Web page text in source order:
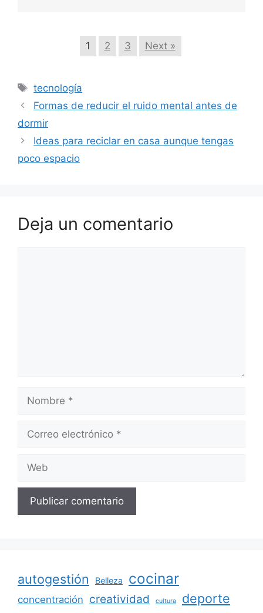
1 2 3 Next »
Etiquetas
tecnología
Formas de reducir el ruido mental antes de
dormir
Ideas para reciclar en casa aunque tengas
poco espacio
Deja un comentario
electrónico
autogestión Belleza cocinar
concentración creatividad cultura deporte